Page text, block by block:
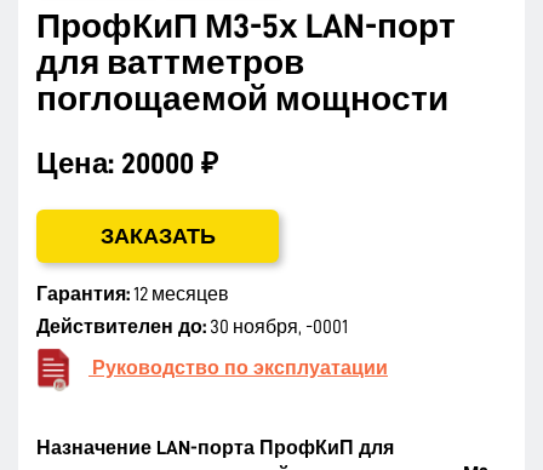
ПрофКиП М3-5х LAN-порт
для ваттметров
поглощаемой мощности
Цена: 20000 ₽
ЗАКАЗАТЬ
Гарантия:12 месяцев
Действителен до: 30 ноября, -0001
Руководство по эксплуатации
Назначение LAN-порта ПрофКиП для